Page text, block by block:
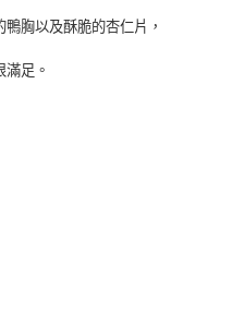
胸以及酥脆的杏仁片，
足。